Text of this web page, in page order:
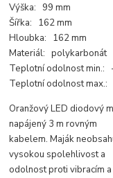
Výška: 99 mm
Šířka: 162 mm
Hloubka: 162 mm
Materiál: polykarbonát
Teplotní odolnost min.:
Teplotní odolnost max.:
Oranžový LED diodový
napájený 3 m rovným
kabelem. Maják
vysokou spolehlivost a
odolnost proti vibracím